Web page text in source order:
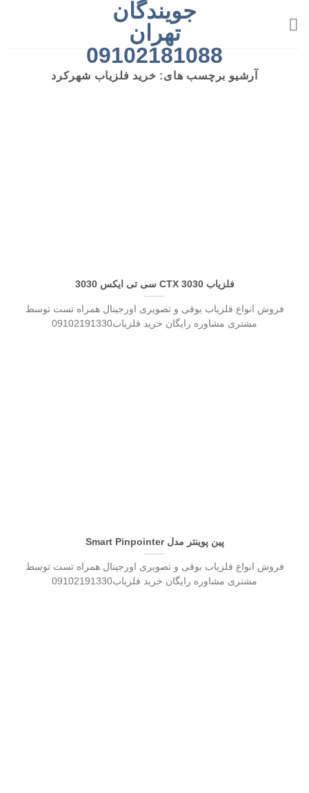
جویندگان
تهران
09102181088
آرشیو برچسب های: خرید فلزیاب شهرکرد
فلزیاب CTX 3030 سی تی ایکس 3030
فروش انواع فلزیاب بوقی و تصویری اورجینال همراه تست توسط
مشتری مشاوره رایگان خرید فلزیاب09102191330
پین پوینتر مدل Smart Pinpointer
فروش انواع فلزیاب بوقی و تصویری اورجینال همراه تست توسط
مشتری مشاوره رایگان خرید فلزیاب09102191330